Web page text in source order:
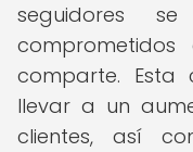
seguidores
comparte. Esta
llevar a un
clientes, así